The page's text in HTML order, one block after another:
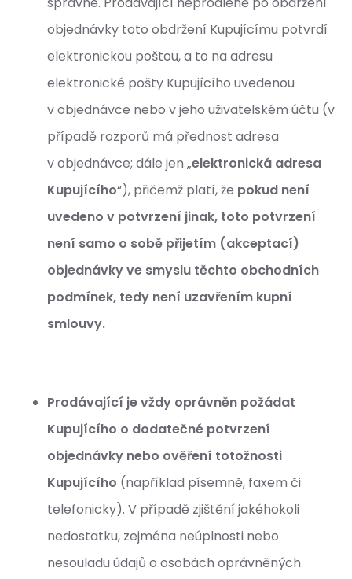
objednávky toto obdržení Kupujícímu potvrdí
elektronickou poštou, a to na adresu
elektronické pošty Kupujícího uvedenou
v objednávce nebo v jeho uživatelském účtu (v
případě rozporů má přednost adresa
v objednávce; dále jen „elektronická adresa
Kupujícího“), přičemž platí, že pokud není
uvedeno v potvrzení jinak, toto potvrzení
není samo o sobě přijetím (akceptací)
objednávky ve smyslu těchto obchodních
podmínek, tedy není uzavřením kupní
smlouvy.
Prodávající je vždy oprávněn požádat
Kupujícího o dodatečné potvrzení
objednávky nebo ověření totožnosti
Kupujícího (například písemně, faxem či
telefonicky). V případě zjištění jakéhokoli
nedostatku, zejména neúplnosti nebo
nesouladu údajů o osobách oprávněných